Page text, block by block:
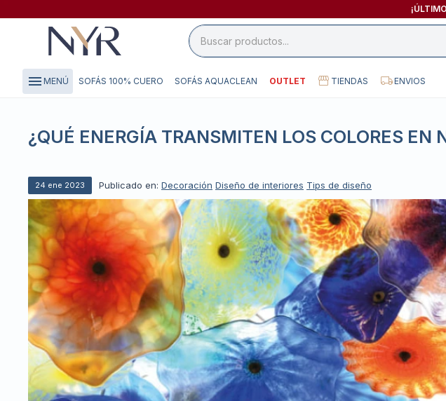
menu MENÚ SOFÁS 100% CUERO SOFÁS AQUACLEAN OUTLET TIENDAS ENVIOS
¿QUÉ ENERGÍA TRANSMITEN LOS COLORES EN
24 ene 2023 Publicado en: Decoración Diseño de interiores Tips de diseño
close